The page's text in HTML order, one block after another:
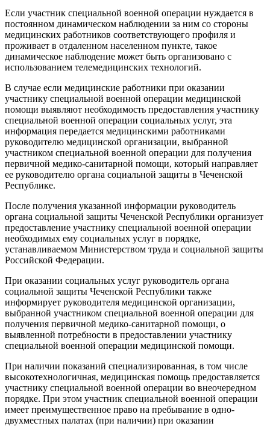
Если участник специальной военной операции нуждается в
постоянном динамическом наблюдении за ним со стороны
медицинских работников соответствующего профиля и
проживает в отдаленном населенном пункте, такое
динамическое наблюдение может быть организовано с
использованием телемедицинских технологий.
В случае если медицинские работники при оказании
участнику специальной военной операции медицинской
помощи выявляют необходимость предоставления участнику
специальной военной операции социальных услуг, эта
информация передается медицинскими работниками
руководителю медицинской организации, выбранной
участником специальной военной операции для получения
первичной медико-санитарной помощи, который направляет
ее руководителю органа социальной защиты в Чеченской
Республике.
После получения указанной информации руководитель
органа социальной защиты Чеченской Республики организует
предоставление участнику специальной военной операции
необходимых ему социальных услуг в порядке,
устанавливаемом Министерством труда и социальной защиты
Российской Федерации.
При оказании социальных услуг руководитель органа
социальной защиты Чеченской Республики также
информирует руководителя медицинской организации,
выбранной участником специальной военной операции для
получения первичной медико-санитарной помощи, о
выявленной потребности в предоставлении участнику
специальной военной операции медицинской помощи.
При наличии показаний специализированная, в том числе
высокотехнологичная, медицинская помощь предоставляется
участнику специальной военной операции во внеочередном
порядке. При этом участник специальной военной операции
имеет преимущественное право на пребывание в одно-
двухместных палатах (при наличии) при оказании